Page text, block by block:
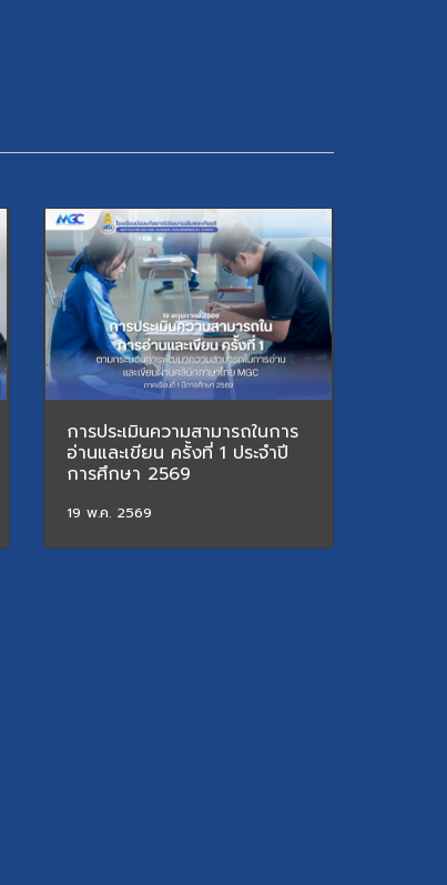
การประเมินความสามารถในการ
อ่านและเขียน ครั้งที่ 1 ประจำปี
การศึกษา 2569
19 พ.ค. 2569